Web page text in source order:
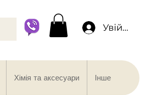
Увійти
Хімія та аксесуари Інше